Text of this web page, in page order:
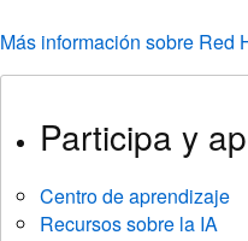
Más información sobre Red
Participa y
Centro de aprendizaje
Recursos sobre la IA